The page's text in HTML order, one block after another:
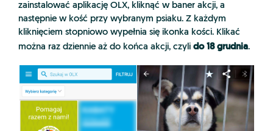
zainstalować aplikację OLX, kliknąć w baner akcji, a
następnie w kość przy wybranym psiaku. Z każdym
kliknięciem stopniowo wypełnia się ikonka kości. Klikać
można raz dziennie aż do końca akcji, czyli do 18 grudnia.